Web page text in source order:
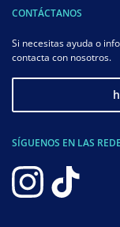
CONTÁCTANOS
Si necesitas ayuda o
contacta con nosotros.
SÍGUENOS EN LAS